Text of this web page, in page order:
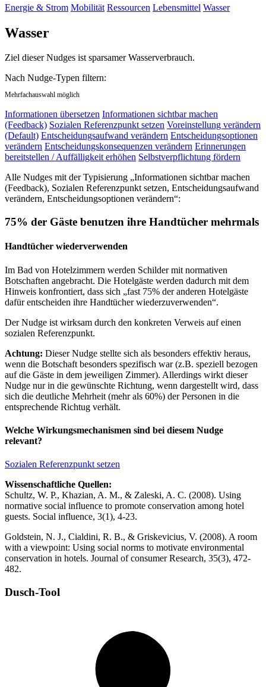
Energie & Strom Mobilität Ressourcen Lebensmittel Wasser
Wasser
Ziel dieser Nudges ist sparsamer Wasserverbrauch.
Nach Nudge-Typen filtern:
Mehrfachauswahl möglich
Informationen übersetzen Informationen sichtbar machen
(Feedback) Sozialen Referenzpunkt setzen Voreinstellung verändern
(Default) Entscheidungsaufwand verändern Entscheidungsoptionen
verändern Entscheidungskonsequenzen verändern Erinnerungen
bereitstellen / Auffälligkeit erhöhen Selbstverpflichtung fördern
Alle Nudges mit der Typisierung „Informationen sichtbar machen
(Feedback), Sozialen Referenzpunkt setzen, Entscheidungsaufwand
verändern, Entscheidungsoptionen verändern“:
75% der Gäste benutzen ihre Handtücher mehrmals
Handtücher wiederverwenden
Im Bad von Hotelzimmern werden Schilder mit normativen
Botschaften angebracht. Die Hotelgäste werden dadurch mit dem
Hinweis konfrontiert, dass sich „fast 75% der anderen Hotelgäste
dafür entscheiden ihre Handtücher wiederzuverwenden“.
Der Nudge ist wirksam durch den konkreten Verweis auf einen
sozialen Referenzpunkt.
Achtung: Dieser Nudge stellte sich als besonders effektiv heraus,
wenn die Botschaft besonders spezifisch war (z.B. speziell bezogen
auf die Gäste in dem jeweiligen Zimmer). Allerdings wirkt dieser
Nudge nur in die gewünschte Richtung, wenn dargestellt wird, dass
sich die deutliche Mehrheit (mehr als 60%) der Personen in die
entsprechende Richtug verhält.
Welche Wirkungsmechanismen sind bei diesem Nudge
relevant?
Sozialen Referenzpunkt setzen
Wissenschaftliche Quellen:
Schultz, W. P., Khazian, A. M., & Zaleski, A. C. (2008). Using
normative social influence to promote conservation among hotel
guests. Social influence, 3(1), 4-23.
Goldstein, N. J., Cialdini, R. B., & Griskevicius, V. (2008). A room
with a viewpoint: Using social norms to motivate environmental
conservation in hotels. Journal of consumer Research, 35(3), 472-
482.
Dusch-Tool